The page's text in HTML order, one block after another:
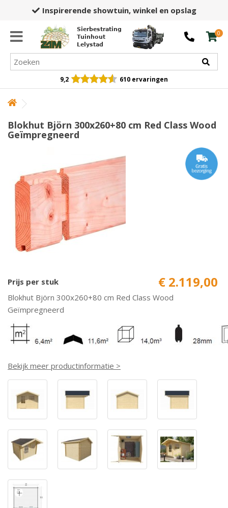
Inspirerende showtuin,winkel en opslag
Sierbestrating
Tuinhout
Lelystad
0
9,2 610 ervaringen
Blokhut Björn 300x260+80 cm Red Class Wood
Geïmpregneerd
Prijs per stuk € 2.119,00
Blokhut Björn 300x260+80 cm Red Class Wood
Geïmpregneerd
Bekijk meer productinformatie >